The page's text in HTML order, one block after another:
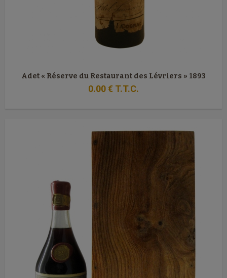
Adet « Réserve du Restaurant des Lévriers » 1893
0.00€ T.T.C.